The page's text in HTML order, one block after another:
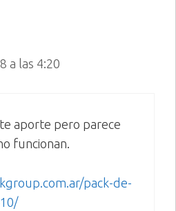
a las 4:20
aporte pero parece
funcionan.
pack-de-